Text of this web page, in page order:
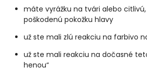
máte vyrážku na tvári alebo
poškodenú pokožku hlavy
už ste mali zlú reakciu na farbivo
už ste mali reakciu na dočasné
henou“